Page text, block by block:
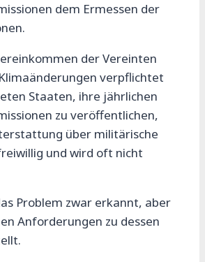
dem Ermessen der
der Vereinten
verpflichtet
Staaten, ihre jährlichen
zu veröffentlichen,
über militärische
und wird oft nicht
Problem zwar erkannt, aber
Anforderungen zu dessen